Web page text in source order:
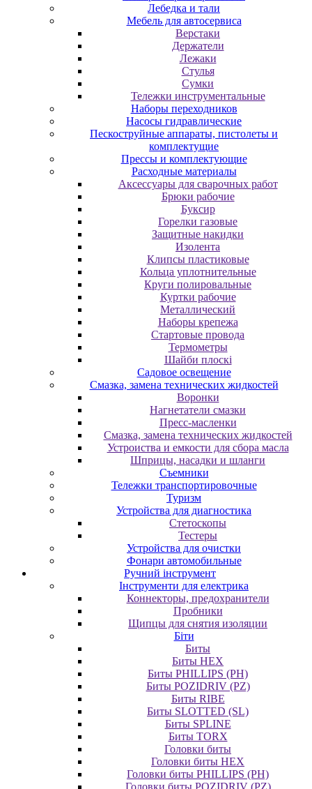
Лебедка и тали
Мебель для автосервиса
Верстаки
Держатели
Лежаки
Стулья
Сумки
Тележки инструментальные
Наборы переходников
Насосы гидравлические
Пескоструйные аппараты, пистолеты и
комплектущие
Прессы и комплектующие
Расходные материалы
Аксессуары для сварочных работ
Брюки рабочие
Буксир
Горелки газовые
Защитные накидки
Изолента
Клипсы пластиковые
Кольца уплотнительные
Круги полировальные
Куртки рабочие
Металлический
Наборы крепежа
Стартовые провода
Термометры
Шайби плоскі
Садовое освещение
Смазка, замена технических жидкостей
Воронки
Нагнетатели смазки
Пресс-масленки
Смазка, замена технических жидкостей
Устроиства и емкости для сбора масла
Шприцы, насадки и шланги
Съемники
Тележки транспортировочные
Туризм
Устройства для диагностика
Стетоскопы
Тестеры
Устройства для очистки
Фонари автомобильные
Ручний інструмент
Інструменти для електрика
Коннекторы, предохранители
Пробники
Щипцы для снятия изоляции
Біти
Биты
Биты HEX
Биты PHILLIPS (PH)
Биты POZIDRIV (PZ)
Биты RIBE
Биты SLOTTED (SL)
Биты SPLINE
Биты TORX
Головки биты
Головки биты HEX
Головки биты PHILLIPS (PH)
Головки биты POZIDRIV (PZ)